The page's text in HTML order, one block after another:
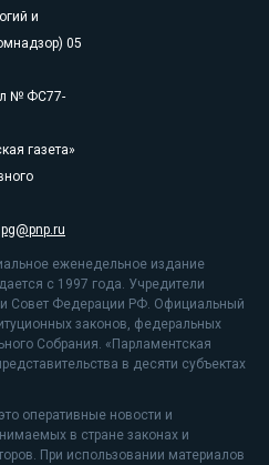
и
05
№ ФС77-
газета»
pg@pnp.ru
еженедельное издание
с 1997 года. Учредители
и Совет Федерации РФ. Официальный
законов, федеральных
Собрания. «Парламентская
в десяти субъектах
оперативные новости и
в стране законах и
При использовании материалов